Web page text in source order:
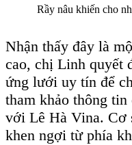
Rầy nâu khiến cho
Nhận thấy đây là
cao, chị Linh quyết
ứng lưới uy tín để
tham khảo thông
với Lê Hà Vina. Cơ
khen ngợi từ phía